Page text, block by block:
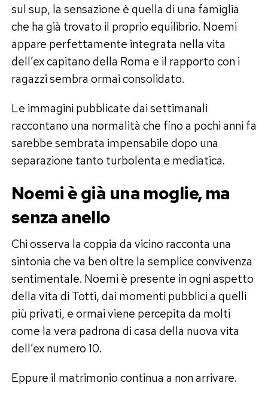
sul sup, la sensazione è quella di una famiglia
che ha già trovato il proprio equilibrio. Noemi
appare perfettamente integrata nella vita
dell’ex capitano della Roma e il rapporto con i
ragazzi sembra ormai consolidato.
Le immagini pubblicate dai settimanali
raccontano una normalità che fino a pochi anni fa
sarebbe sembrata impensabile dopo una
separazione tanto turbolenta e mediatica.
Noemi è già una moglie, ma
senza anello
Chi osserva la coppia da vicino racconta una
sintonia che va ben oltre la semplice convivenza
sentimentale. Noemi è presente in ogni aspetto
della vita di Totti, dai momenti pubblici a quelli
più privati, e ormai viene percepita da molti
come la vera padrona di casa della nuova vita
dell’ex numero 10.
Eppure il matrimonio continua a non arrivare.